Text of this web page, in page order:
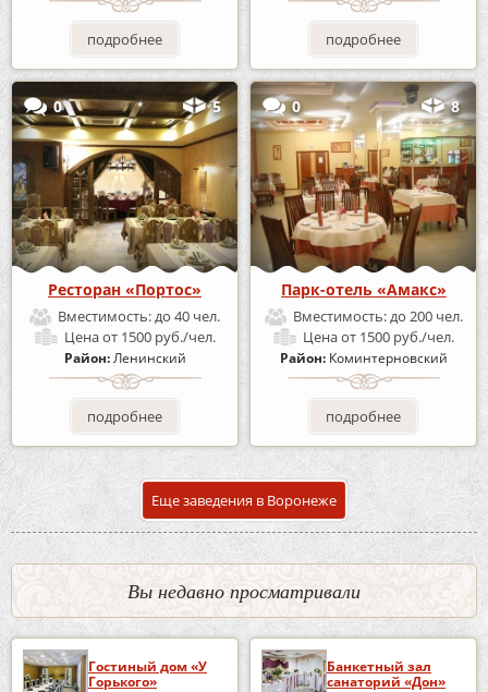
подробнее подробнее
0 5
Ресторан «Портос»
Вместимость:до 40 чел.
Ценаот 1500 руб./чел.
Район:Ленинский
подробнее
0 8
Парк-отель «Амакс»
Вместимость:до 200 чел.
Ценаот 1500 руб./чел.
Район: Коминтерновский
подробнее
Еще заведения в Воронеже
Вы недавно просматривали
Гостиный дом «У
Горького»
Банкетный зал
санаторий «Дон»